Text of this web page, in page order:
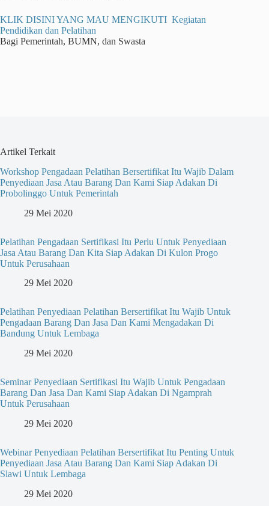
KLIK DISINI YANG MAU MENGIKUTI Kegiatan
Pendidikan dan Pelatihan
Bagi Pemerintah, BUMN, dan Swasta
Artikel Terkait
Workshop Pengadaan Pelatihan Bersertifikat Itu Wajib Dalam
Penyediaan Jasa Atau Barang Dan Kami Siap Adakan Di
Probolinggo Untuk Pemerintah
29 Mei 2020
Pelatihan Pengadaan Sertifikasi Itu Perlu Untuk Penyediaan
Jasa Atau Barang Dan Kita Siap Adakan Di Kulon Progo
Untuk Perusahaan
29 Mei 2020
Pelatihan Penyediaan Pelatihan Bersertifikat Itu Wajib Untuk
Pengadaan Barang Dan Jasa Dan Kami Mengadakan Di
Bandung Untuk Lembaga
29 Mei 2020
Seminar Penyediaan Sertifikasi Itu Wajib Untuk Pengadaan
Barang Dan Jasa Dan Kami Siap Adakan Di Ngamprah
Untuk Perusahaan
29 Mei 2020
Webinar Penyediaan Pelatihan Bersertifikat Itu Penting Untuk
Penyediaan Jasa Atau Barang Dan Kami Siap Adakan Di
Slawi Untuk Lembaga
29 Mei 2020